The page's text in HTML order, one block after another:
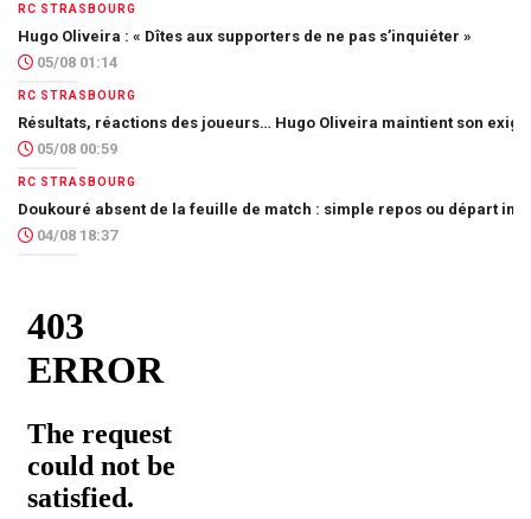
RC STRASBOURG
Hugo Oliveira : « Dîtes aux supporters de ne pas s’inquiéter »
05/08 01:14
RC STRASBOURG
Résultats, réactions des joueurs… Hugo Oliveira maintient son
05/08 00:59
RC STRASBOURG
Doukouré absent de la feuille de match : simple repos ou départ
04/08 18:37